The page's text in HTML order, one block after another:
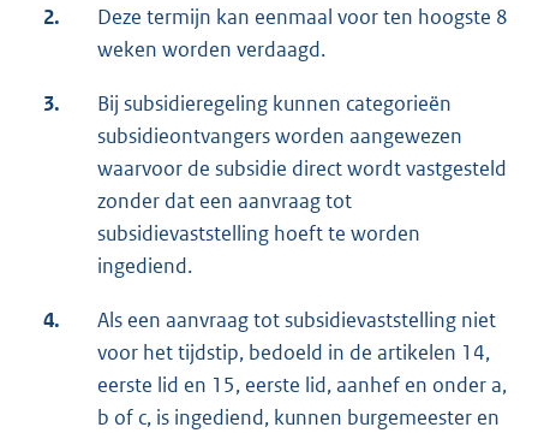
2.
Deze termijn kan eenmaal voor ten hoogste 8
weken worden verdaagd.
3.
Bij subsidieregeling kunnen categorieën
subsidieontvangers worden aangewezen
waarvoor de subsidie direct wordt vastgesteld
zonder dat een aanvraag tot
subsidievaststelling hoeft te worden
ingediend.
4.
Als een aanvraag tot subsidievaststelling niet
voor het tijdstip, bedoeld in de artikelen 14,
eerste lid en 15, eerste lid, aanhef en onder a,
b of c, is ingediend, kunnen burgemeester en